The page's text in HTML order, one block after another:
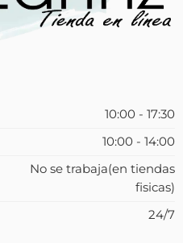
10:00 - 17:30
10:00 - 14:00
No se trabaja(en tiendas
fisicas)
24/7